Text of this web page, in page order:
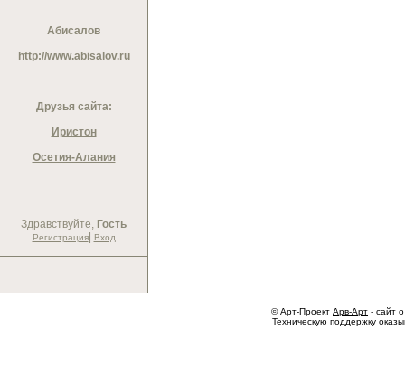
Абисалов
http://www.abisalov.ru
Друзья сайта:
Иристон
Осетия-Алания
Здравствуйте, Гость
Регистрация| Вход
© Арт-Проект Арв-Арт - сайт
Техническую поддержку